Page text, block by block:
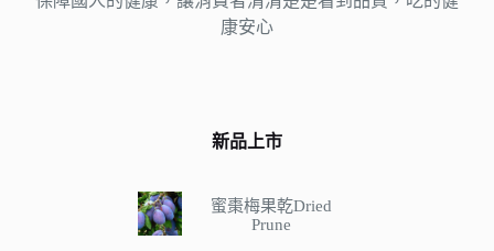
康安心
新品上市
蜜棗梅果乾Dried
Prune